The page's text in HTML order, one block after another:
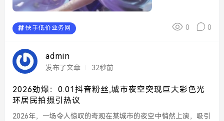
快手低价业务网 0 0
admin
发布了文章 32秒前
2026劲爆：0.01抖音粉丝,城市夜空突现巨大彩色光
环居民拍摄引热议
2026年，一场令人惊叹的奇观在某城市的夜空中悄然上演，吸引